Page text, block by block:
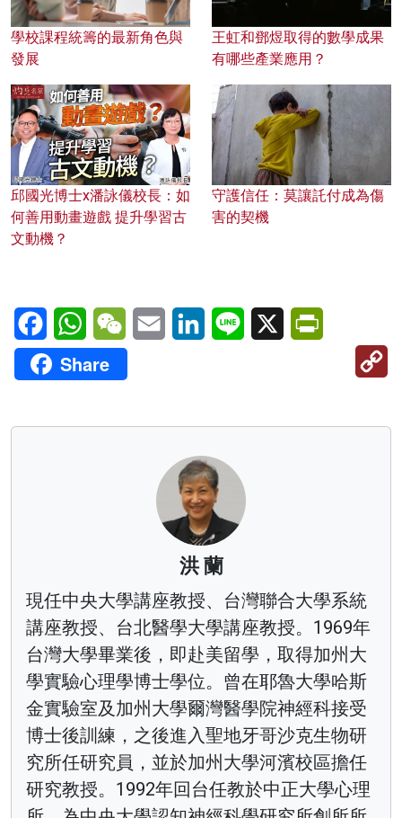
學校課程統籌的最新角色與
發展
王虹和鄧煜取得的數學成果
有哪些產業應用？
邱國光博士x潘詠儀校長：如
何善用動畫遊戲 提升學習古
文動機？
守護信任：莫讓託付成為傷
害的契機
FacebookWhatsAppWeChatEmail LinkedInLine X
Share
洪 蘭
現任中央大學講座教授、台灣聯合大學系統
講座教授、台北醫學大學講座教授。1969年
台灣大學畢業後，即赴美留學，取得加州大
學實驗心理學博士學位。曾在耶魯大學哈斯
金實驗室及加州大學爾灣醫學院神經科接受
博士後訓練，之後進入聖地牙哥沙克生物研
究所任研究員，並於加州大學河濱校區擔任
研究教授。1992年回台任教於中正大學心理